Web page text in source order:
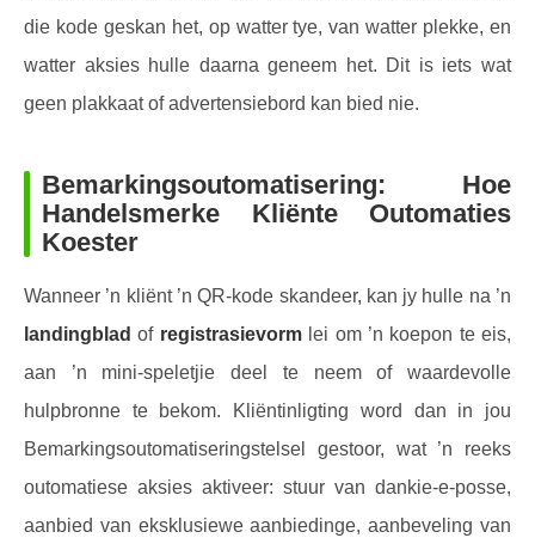
die kode geskan het, op watter tye, van watter plekke, en
watter aksies hulle daarna geneem het. Dit is iets wat
geen plakkaat of advertensiebord kan bied nie.
Bemarkingsoutomatisering: Hoe
Handelsmerke Kliënte Outomaties
Koester
Wanneer ’n kliënt ’n QR-kode skandeer, kan jy hulle na ’n
landingblad of registrasievormlei om ’n koepon te eis,
aan ’n mini-speletjie deel te neem of waardevolle
hulpbronne te bekom. Kliëntinligting word dan in jou
Bemarkingsoutomatiseringstelsel gestoor, wat ’n reeks
outomatiese aksies aktiveer: stuur van dankie-e-posse,
aanbied van eksklusiewe aanbiedinge, aanbeveling van